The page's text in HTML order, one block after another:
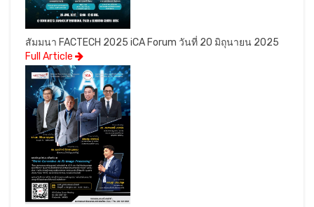
สัมมนา FACTECH 2025 iCA Forum วันที่ 20 มิถุนายน 2025
Full Article